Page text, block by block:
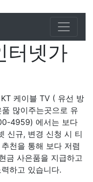
터넷가
케이블 TV ( 유선 방
많이주는곳으로 유
4959) 에서는 보다
신규, 변경 신청 시 티
천을 통해 보다 저렴
금 사은품을 지급하고
하고 있습니다.